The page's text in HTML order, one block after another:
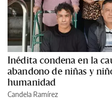
Inédita condena en la
abandono de niñas y
humanidad
Candela Ramírez